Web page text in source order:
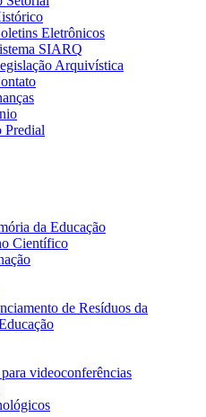
Eletrônicos
SIARQ
Arquivística
Predial
da Educação
Científico
de Resíduos da
para videoconferências